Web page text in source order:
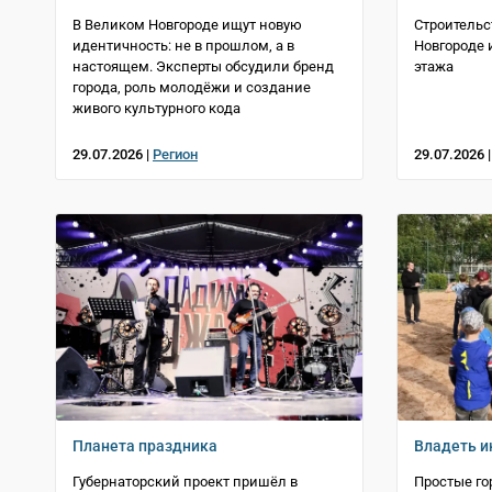
В Великом Новгороде ищут новую
идентичность: не в прошлом, а в
настоящем. Эксперты обсудили бренд
города, роль молодёжи и создание
живого культурного кода
29.07.2026 | Регион
Новгороде
этажа
29.07.2026
Планета праздника
Губернаторский проект пришёл в
Владеть
Простые